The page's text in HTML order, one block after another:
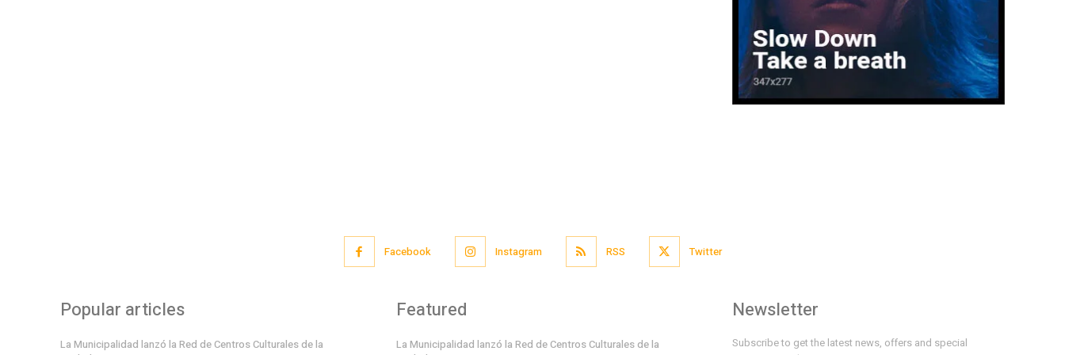
Facebook Instagram RSS Twitter
Popular articles
La Municipalidad lanzó la Red de Centros Culturales de la
Featured
La Municipalidad lanzó la Red de Centros Culturales de la
Newsletter
Subscribe to get the latest news, offers and special